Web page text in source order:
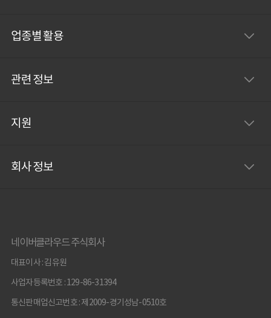
업종별 활용
관련 정보
지원
회사 정보
네이버클라우드 주식회사
대표이사 : 김유원
사업자등록번호 : 129-86-31394
통신판매업신고번호 : 제2009-경기성남-0510호